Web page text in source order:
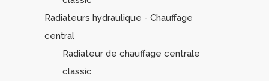
Radiateurs hydraulique - Chauffage
central
Radiateur de chauffage centrale
classic